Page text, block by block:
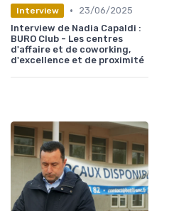
Interview •
23/06/2025
Interview de Nadia Capaldi :
BURO Club - Les centres
d'affaire et de coworking,
d'excellence et de proximité